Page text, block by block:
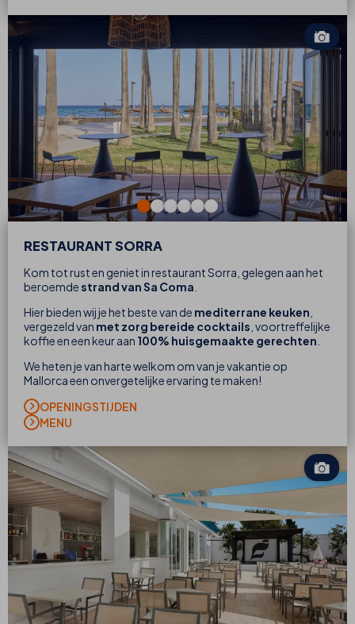
RESTAURANT SORRA
Kom tot rust en geniet in restaurant Sorra, gelegen aan het
beroemde strand van Sa Coma
Hier bieden wij je het beste van de mediterrane keuken
vergezeld van met zorg bereide cocktails , voortreffelijke
koffie en een keur aan 100% huisgemaakte gerechten
We heten je van harte welkom om van je vakantie op
Mallorca een onvergetelijke ervaring te maken!
OPENINGSTIJDEN
MENU